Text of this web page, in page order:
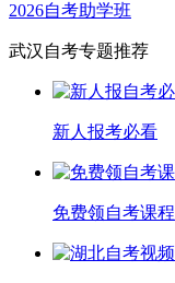
2026自考助学班
武汉自考专题推荐
新人报考必看
免费领自考课程